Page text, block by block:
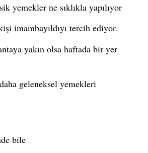
yemekler ne sıklıkla yapılıyor
imambayıldıyı tercih ediyor.
yakın olsa haftada bir yer
geleneksel yemekleri
bile